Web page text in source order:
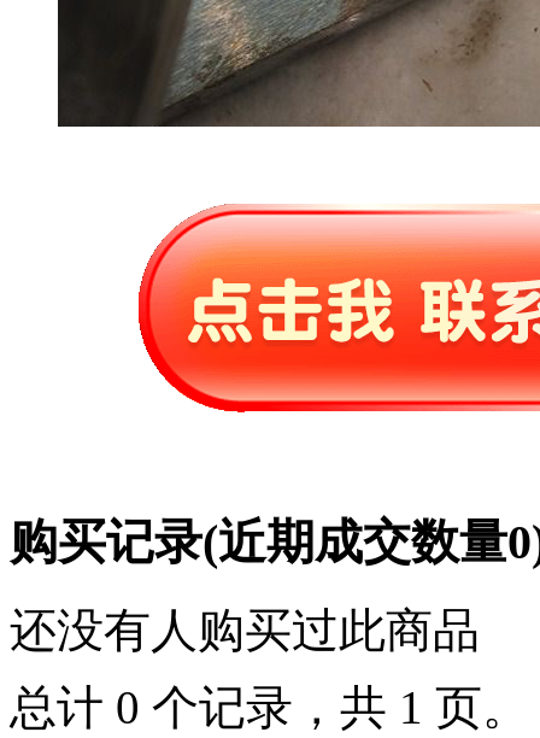
购买记录(近期成交数量0
还没有人购买过此商品
总计 0 个记录，共 1 页。